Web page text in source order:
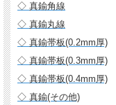
◇ 真鍮角線
◇ 真鍮丸線
◇ 真鍮帯板(0.2mm厚)
◇ 真鍮帯板(0.3mm厚)
◇ 真鍮帯板(0.4mm厚)
◇ 真鍮(その他)